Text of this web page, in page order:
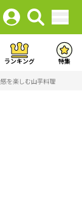
ランキング 特集
を楽しむ山芋料理